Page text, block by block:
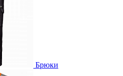
Брюки